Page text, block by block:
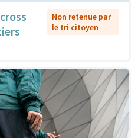
Non retenue par
le tri citoyen